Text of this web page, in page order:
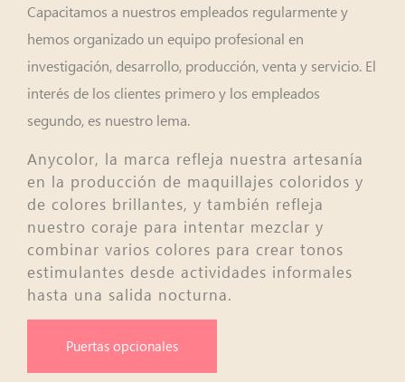
Capacitamos a nuestros empleados regularmente y
hemos organizado un equipo profesional en
investigación, desarrollo, producción, venta y servicio. El
interés de los clientes primero y los empleados
segundo, es nuestro lema.
Anycolor, la marca refleja nuestra artesanía
en la producción de maquillajes coloridos y
de colores brillantes, y también refleja
nuestro coraje para intentar mezclar y
combinar varios colores para crear tonos
estimulantes desde actividades informales
hasta una salida nocturna.
Puertas opcionales